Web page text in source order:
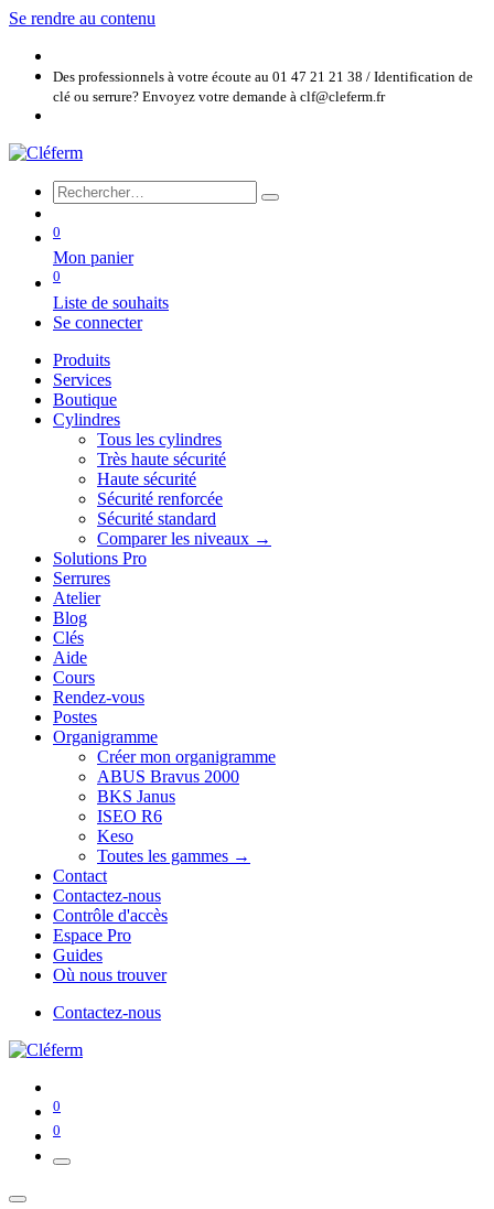
Se rendre au contenu
Des professionnels à votre écoute au 01 47 21 21 38 / Identification de
clé ou serrure? Envoyez votre demande à clf@cleferm.fr
0
Mon panier
0
Liste de souhaits
Se connecter
Produits
Services
Boutique
Cylindres
Tous les cylindres
Très haute sécurité
Haute sécurité
Sécurité renforcée
Sécurité standard
Comparer les niveaux →
Solutions Pro
Serrures
Atelier
Blog
Clés
Aide
Cours
Rendez-vous
Postes
Organigramme
Créer mon organigramme
ABUS Bravus 2000
BKS Janus
ISEO R6
Keso
Toutes les gammes →
Contact
Contactez-nous
Contrôle d'accès
Espace Pro
Guides
Où nous trouver
Contactez-nous
0
0